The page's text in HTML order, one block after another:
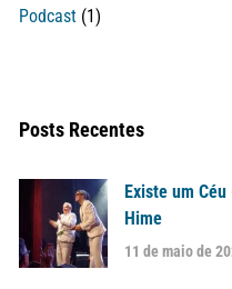
Podcast (1)
Posts Recentes
Existe um
Hime
11 de maio de